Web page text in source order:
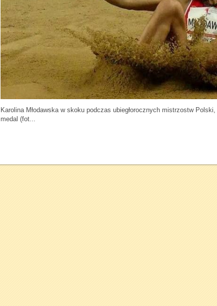
Karolina Młodawska w skoku podczas ubiegłorocznych mistrzostw
medal (fot...